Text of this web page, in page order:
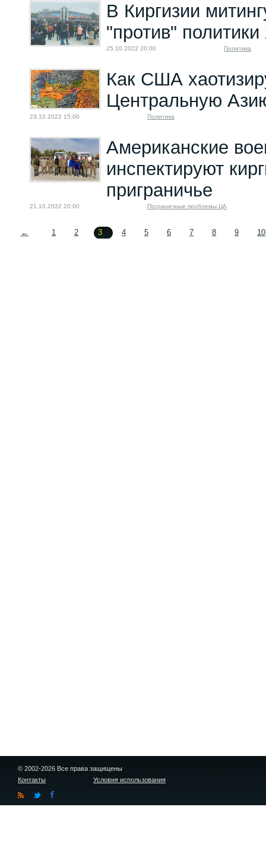
В Киргизии
"против"
25.10.2022 20:00 Политика
Как США
Центральную
23.10.2022 15:00 Политика
Американские
инспектируют
приграничье
21.10.2022 20:00 Пограничные проблемы ЦА
← 1 2 3 4 5 6 7 8 9 10
© 2002-2026 Все права защищены
Контакты
Условия использования